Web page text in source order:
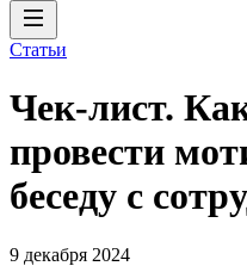
Статьи
Чек-лист.
провести
беседу с
9 декабря 2024